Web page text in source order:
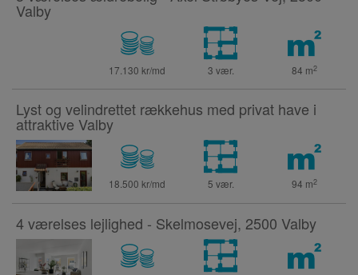
Valby
17.130 kr/md 3 vær. 84 m2
Lyst og velindrettet rækkehus med privat have i
attraktive Valby
18.500 kr/md 5 vær. 94 m2
4 værelses lejlighed - Skelmosevej, 2500 Valby